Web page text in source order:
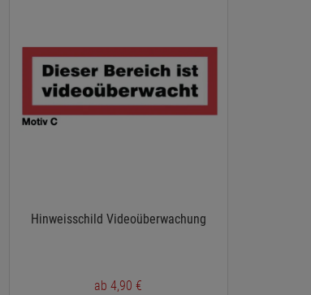
Hinweisschild Videoüberwachung
ab 4,90 €